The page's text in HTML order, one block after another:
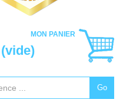
MON PANIER
(vide)
Go